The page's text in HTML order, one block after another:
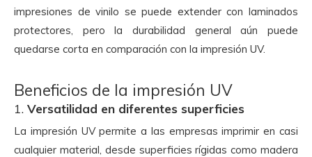
impresiones de vinilo se puede extender con laminados
protectores, pero la durabilidad general aún puede
quedarse corta en comparación con la impresión UV.
Beneficios de la impresión UV
1. Versatilidad en diferentes superficies
La impresión UV permite a las empresas imprimir en casi
cualquier material, desde superficies rígidas como madera